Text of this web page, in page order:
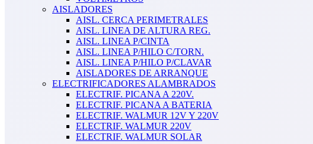
AISLADORES
AISL. CERCA PERIMETRALES
AISL. LINEA DE ALTURA REG.
AISL. LINEA P/CINTA
AISL. LINEA P/HILO C/TORN.
AISL. LINEA P/HILO P/CLAVAR
AISLADORES DE ARRANQUE
ELECTRIFICADORES ALAMBRADOS
ELECTRIF. PICANA A 220V.
ELECTRIF. PICANA A BATERIA
ELECTRIF. WALMUR 12V Y 220V
ELECTRIF. WALMUR 220V
ELECTRIF. WALMUR SOLAR